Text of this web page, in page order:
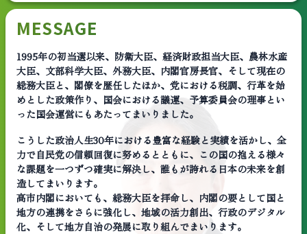
MESSAGE
1995年の初当選以来、防衛大臣、経済財政担当大臣、農林水産
大臣、文部科学大臣、外務大臣、内閣官房長官、そして現在の
総務大臣と、閣僚を歴任したほか、党における税調、行革を始
めとした政策作り、国会における議運、予算委員会の理事とい
った国会運営にもあたってまいりました。
こうした政治人生30年における豊富な経験と実績を活かし、全
力で自民党の信頼回復に努めるとともに、この国の抱える様々
な課題を一つずつ確実に解決し、誰もが誇れる日本の未来を創
造してまいります。
高市内閣においても、総務大臣を拝命し、内閣の要として国と
地方の連携をさらに強化し、地域の活力創出、行政のデジタル
化、そして地方自治の発展に取り組んでまいります。